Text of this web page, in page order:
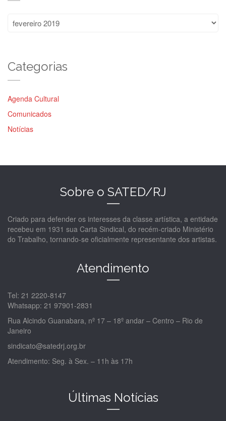
Categorias
Agenda Cultural
Comunicados
Notícias
Sobre o SATED/RJ
Criado para defender os interesses da classe artística, a entidade
recebeu em 1931 sua Carta Sindical, do recém-criado Ministério
do Trabalho, tornando-se oficialmente representante dos artistas.
Atendimento
Tel: 21 2220-8147
Whatsapp: 21 97901-2831
Rua Alcindo Guanabara, nº 17 – 18º andar – Centro – Rio de
Janeiro
sindicato@satedrj.org.br
Atendimento: Seg. à Sex. – 11h às 17h
Últimas Notícias